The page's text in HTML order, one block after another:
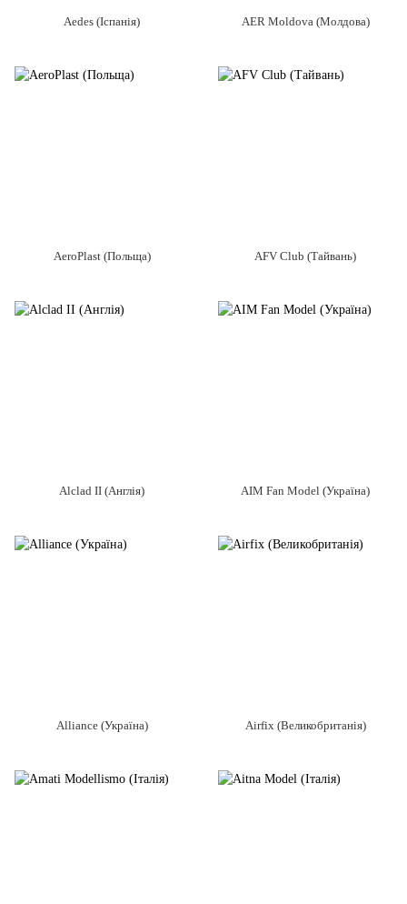
Aedes (Іспанія) AER Moldova (Молдова)
AeroPlast (Польща) AFV Club (Тайвань)
Alclad II (Англія) AIM Fan Model (Україна)
Alliance (Україна) Airfix (Великобританія)